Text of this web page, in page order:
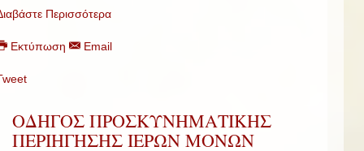
Περισσότερα
Εκτύπωση Email
ΟΔΗΓΟΣ ΠΡΟΣΚΥΝΗΜΑΤΙΚΗΣ
ΠΕΡΙΗΓΗΣΗΣ ΙΕΡΩΝ ΜΟΝΩΝ